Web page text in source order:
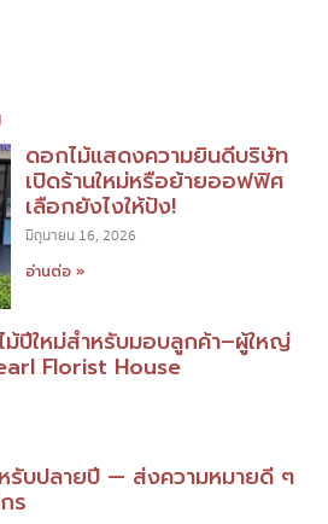
ดอกไม้แสดงความยินดีบริษัท
เปิดร้านใหม่หรือย้ายออฟฟิศ
เลือกยังไงให้ปัง!
มิถุนายน 16, 2026
อ่านต่อ »
ม้ปีใหม่สำหรับมอบลูกค้า–ผู้ใหญ่
Florist House
รับปลายปี — ส่งความหมายดี ๆ
ร